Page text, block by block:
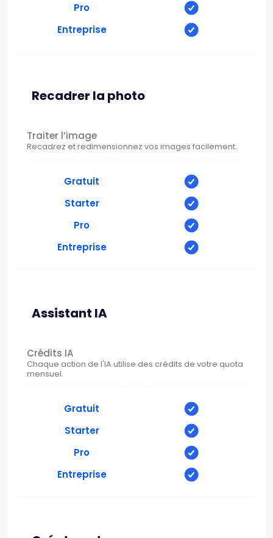
Pro
Entreprise
Recadrer la photo
Traiter l’image
Recadrez et redimensionnez vos images facilement.
Gratuit
Starter
Pro
Entreprise
Assistant IA
Crédits IA
Chaque action de l'IA utilise des crédits de votre quota
mensuel.
Gratuit
Starter
Pro
Entreprise